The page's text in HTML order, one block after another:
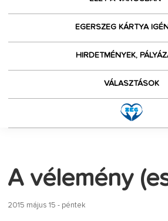
EGERSZEG KÁRTYA
HIRDETMÉNYEK,
VÁLASZTÁSOK
A vélemény
2015 május 15 - péntek